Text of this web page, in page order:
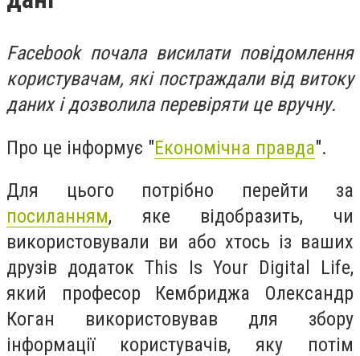
Facebook почала висилати повідомлення
користувачам, які постраждали від витоку
даних і дозволила перевіряти це вручну.
Про це інформує "Економічна правда".
Для цього потрібно перейти за
посиланням, яке відобразить, чи
використовували ви або хтось із ваших
друзів додаток This Is Your Digital Life,
який професор Кембриджа Олександр
Коган використовував для збору
інформації користувачів, яку потім